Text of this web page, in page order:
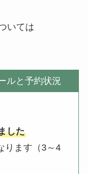
いては
ルと予約状況
した
ります（3～4